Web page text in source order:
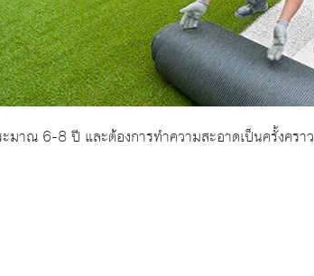
มาณ 6-8 ปี และต้องการทำความสะอาดเป็นครั้งคราว